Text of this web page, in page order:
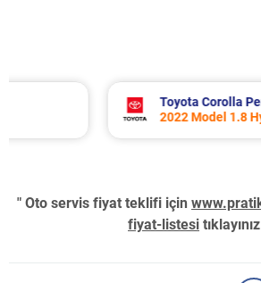
Toyota Corolla Periyodik
2022 Model 1.8 Hybrid Motor
" Oto servis fiyat teklifi için
fiyat-listesi